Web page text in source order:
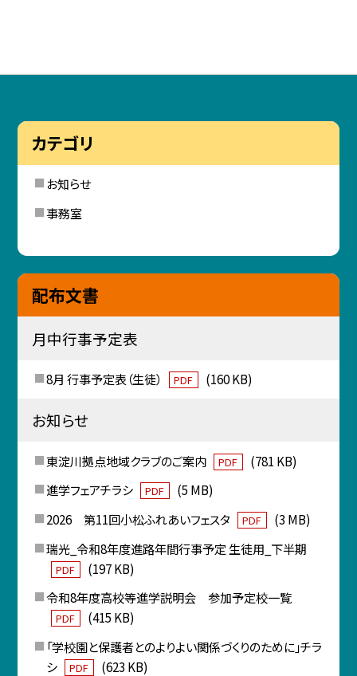
カテゴリ
お知らせ
事務室
配布文書
月中行事予定表
8月 行事予定表（生徒） PDF (160 KB)
お知らせ
東淀川拠点地域クラブのご案内 PDF
(781 KB)
進学フェアチラシ
PDF
(5 MB)
2026 第11回小松ふれあいフェスタ
PDF
(3 MB)
瑞光_令和8年度進路年間行事予定 生徒用_下半期
PDF
(197 KB)
令和8年度高校等進学説明会 参加予定校一覧
PDF
(415 KB)
「学校園と保護者とのよりよい関係づくりのために」チラ
シ
PDF (623 KB)